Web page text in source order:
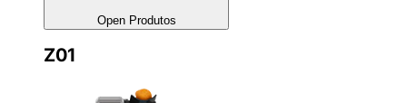
Open Produtos
Z01